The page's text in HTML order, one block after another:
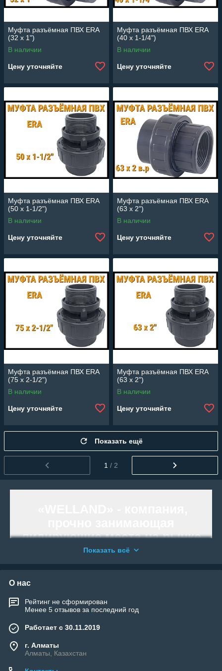
Муфта разъёмная ПВХ ERA
(32 x 1")
В наличии
Цену уточняйте
Муфта разъёмная ПВХ ERA
(40 x 1-1/4")
В наличии
Цену уточняйте
Муфта разъёмная ПВХ ERA
(50 x 1-1/2")
В наличии
Цену уточняйте
Муфта разъёмная ПВХ ERA
(63 x 2")
В наличии
Цену уточняйте
Муфта разъёмная ПВХ ERA
(75 x 2-1/2")
В наличии
Цену уточняйте
Муфта разъёмная ПВХ ERA
(63 x 2")
В наличии
Цену уточняйте
Показать ещё
1 / 2
лидирующие места на рынке
Кабельных систем обогрева,
Мы гарантируем высокое качество
оборудования и оперативное
обслуживание. Звоните нам!
Работаем и организовываем отправку
по всей территории Республики
Показать всё
О нас
Рейтинг не сформирован
Менее 5 отзывов за последний год
Работает с 30.11.2019
г. Алматы
Алматы, Казахстан